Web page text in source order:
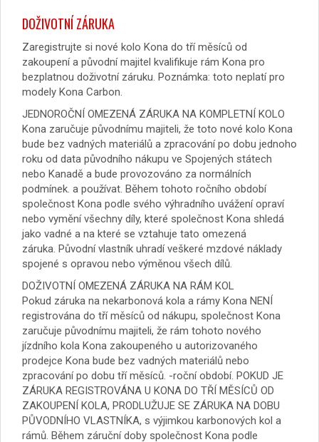
DOŽIVOTNÍ ZÁRUKA
Zaregistrujte si nové kolo Kona do tří měsíců od
zakoupení a původní majitel kvalifikuje rám Kona pro
bezplatnou doživotní záruku. Poznámka: toto neplatí pro
modely Kona Carbon.
JEDNOROČNÍ OMEZENÁ ZÁRUKA NA KOMPLETNÍ KOLO
Kona zaručuje původnímu majiteli, že toto nové kolo Kona
bude bez vadných materiálů a zpracování po dobu jednoho
roku od data původního nákupu ve Spojených státech
nebo Kanadě a bude provozováno za normálních
podmínek. a používat. Během tohoto ročního období
společnost Kona podle svého výhradního uvážení opraví
nebo vymění všechny díly, které společnost Kona shledá
jako vadné a na které se vztahuje tato omezená
záruka. Původní vlastník uhradí veškeré mzdové náklady
spojené s opravou nebo výměnou všech dílů.
DOŽIVOTNÍ OMEZENÁ ZÁRUKA NA RÁM KOL
Pokud záruka na nekarbonová kola a rámy Kona NENÍ
registrována do tří měsíců od nákupu, společnost Kona
zaručuje původnímu majiteli, že rám tohoto nového
jízdního kola Kona zakoupeného u autorizovaného
prodejce Kona bude bez vadných materiálů nebo
zpracování po dobu tří měsíců. -roční období. POKUD JE
ZÁRUKA REGISTROVÁNA U KONA DO TŘÍ MĚSÍCŮ OD
ZAKOUPENÍ KOLA, PRODLUŽUJE SE ZÁRUKA NA DOBU
PŮVODNÍHO VLASTNÍKA, s výjimkou karbonových kol a
rámů. Během záruční doby společnost Kona podle